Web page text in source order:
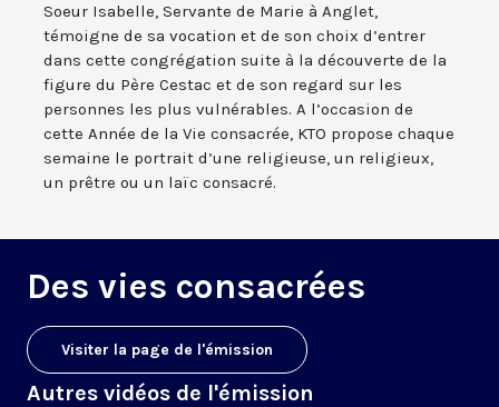
Soeur Isabelle, Servante de Marie à Anglet,
témoigne de sa vocation et de son choix d’entrer
dans cette congrégation suite à la découverte de la
figure du Père Cestac et de son regard sur les
personnes les plus vulnérables. A l’occasion de
cette Année de la Vie consacrée, KTO propose chaque
semaine le portrait d’une religieuse, un religieux,
un prêtre ou un laïc consacré.
Des vies consacrées
Visiter la page de l'émission
Autres vidéos de l'émission